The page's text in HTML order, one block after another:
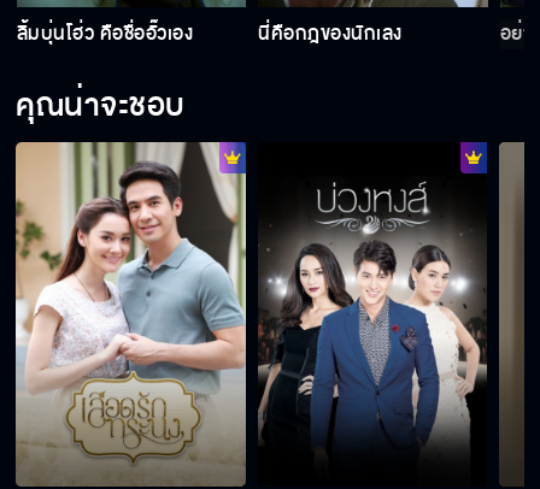
แค่ยิ้มก็น่ารัก
ลูกสาวคนนี้ไม่เคยสำคัญ
เป็นได้แค่น้องสาว
ลิ้มบุ่นโฮ่ว คือชื่ออั๊วเอง นี่คือกฎของนักเลง อย่า
คุณน่าจะชอบ